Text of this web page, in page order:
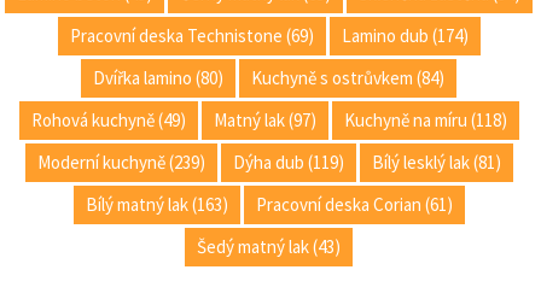
Pracovní deska Technistone (69)
Lamino dub (174)
Dvířka lamino (80)
Kuchyně s ostrůvkem (84)
Rohová kuchyně (49)
Matný lak (97)
Kuchyně na míru (118)
Moderní kuchyně (239)
Dýha dub (119)
Bílý lesklý lak (81)
Bílý matný lak (163)
Pracovní deska Corian (61)
Šedý matný lak (43)